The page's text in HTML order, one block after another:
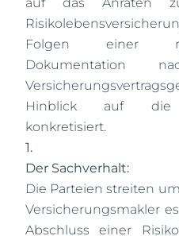
Folgen einer
Hinblick auf die
konkretisiert.
1.
Der Sachverhalt:
Die Parteien streiten
Versicherungsmakler
Abschluss einer